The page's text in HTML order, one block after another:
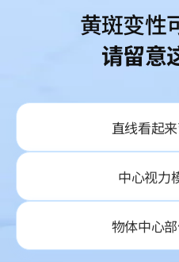
黄斑变性
请留意
直线看起
中心视力
物体中心